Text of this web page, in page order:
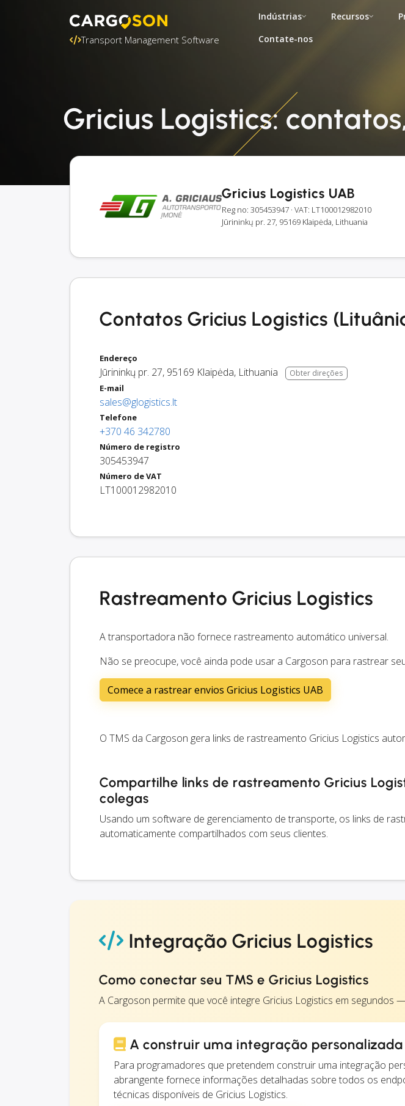
Transport Management Software
Indústrias Recursos
Contate-nos
Gricius Logistics:
Gricius Logistics UAB
Reg no: 305453947 · VAT: LT100012982010
Jūrininkų pr. 27, 95169 Klaipėda, Lithuania
Contatos Gricius Logistics
Endereço
Jūrininkų pr. 27, 95169 Klaipėda, Lithuania Obter direções
E-mail
sales@glogistics.lt
Telefone
+370 46 342780
Número de registro
305453947
Número de VAT
LT100012982010
Rastreamento Gricius Logistics
A transportadora não fornece rastreamento automático universal.
Não se preocupe, você ainda pode usar a Cargoson para rastrear
Comece a rastrear envios Gricius Logistics UAB
O TMS da Cargoson gera links de rastreamento Gricius Logistics
Compartilhe links de rastreamento Gricius
colegas
Usando um software de gerenciamento de transporte, os links de
automaticamente compartilhados com seus clientes.
Integração Gricius Logistics
Como conectar seu TMS e Gricius Logistics
A Cargoson permite que você integre Gricius Logistics em segundos
A construir uma integração
Para programadores que pretendem construir uma integração
abrangente fornece informações detalhadas sobre todos os
técnicas disponíveis de Gricius Logistics.